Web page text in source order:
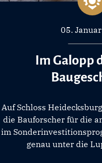
05.
Im Galopp
Auf Schloss
die Bauforscher für die
im
genau unter die